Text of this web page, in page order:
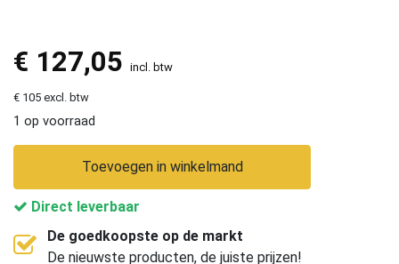
€ 127,05 incl. btw
€ 105 excl. btw
1 op voorraad
Toevoegen in winkelmand
Direct leverbaar
De goedkoopste op de markt
De nieuwste producten, de juiste prijzen!